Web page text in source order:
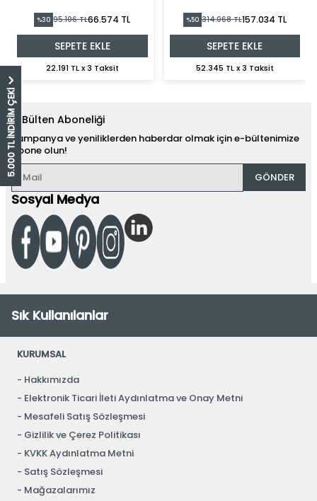
5.000 TL İNDİRİM ÇEKİ
%30 95.106 TL66.574 TL
SEPETE EKLE
22.191 TL x 3 Taksit
%50 314.068 TL157.034 TL
SEPETE EKLE
52.345 TL x 3 Taksit
E-Bülten Aboneliği
Kampanya ve yeniliklerden haberdar olmak için e-bültenimize
abone olun!
GÖNDER
Sosyal Medya
Sık Kullanılanlar
KURUMSAL
Hakkımızda
Elektronik Ticari İleti Aydınlatma ve Onay Metni
Mesafeli Satış Sözleşmesi
Gizlilik ve Çerez Politikası
KVKK Aydınlatma Metni
Satış Sözleşmesi
Mağazalarımız